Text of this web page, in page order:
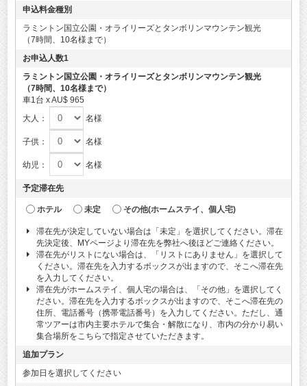
申込料金種別
ラミントン国立公園・オライリーズとタンボリンマウンテン観光
（7時間、10名様まで）
お申込人数1
ラミントン国立公園・オライリーズとタンボリンマウンテン観光
（7時間、10名様まで）
車1台 x AU$ 965
大人：
名様
子供： 名様
幼児： 名様
予定滞在先
ホテル 未定 その他(ホームステイ、個人宅)
滞在先が決定していない場合は「未定」を選択してください。滞在
先決定後、MYページより滞在先を弊社へ後ほどご連絡ください。
滞在先がリストにない場合は、「リストにありません」を選択して
ください。滞在先を入力するボックスが出ますので、そこへ滞在先
を入力してください。
滞在先がホームステイ、個人宅の場合は、「その他」を選択してく
ださい。滞在先を入力するボックスが出ますので、そこへ滞在先の
住所、電話番号（携帯電話番号）を入力してください。ただし、通
常ツアーは市内主要ホテルで集合・解散になり、市内の分かり易い
集合場所をこちらで指定させていただきます。
追加プラン
参加日を選択してください